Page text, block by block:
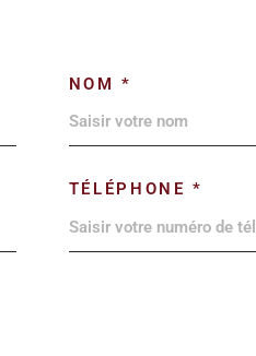
NOM *
TÉLÉPHONE *